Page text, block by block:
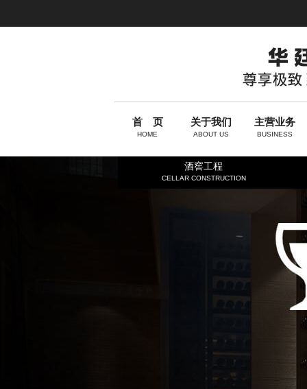
首 页
HOME
关于我们
ABOUT US
主营业务
BUSINESS
酒窖工程
CELLAR CONSTRUCTION